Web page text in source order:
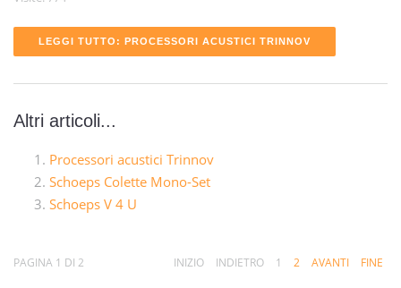
LEGGI TUTTO: PROCESSORI ACUSTICI TRINNOV
Altri articoli...
Processori acustici Trinnov
Schoeps Colette Mono-Set
Schoeps V 4 U
PAGINA 1 DI 2 INIZIO INDIETRO 1 2 AVANTI FINE